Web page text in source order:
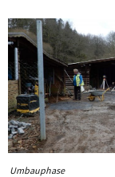
Umbauphase